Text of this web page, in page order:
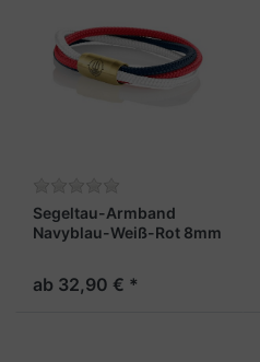
Segeltau-Armband
Navyblau-Weiß-Rot 8mm
ab 32,90 € *